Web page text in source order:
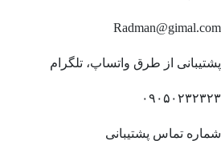
Radman@gimal.com
پشتیبانی از طرق واتساپ، تلگرام
۰۹۰۵۰۲۳۲۳۲۳
شماره تماس پشتیبانی